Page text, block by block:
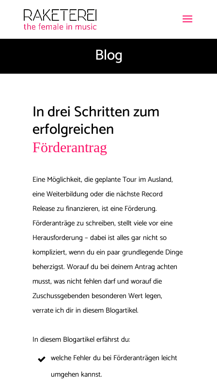
Blog
In drei Schritten zum
erfolgreichen
Förderantrag
Eine Möglichkeit, die geplante Tour im Ausland,
eine Weiterbildung oder die nächste Record
Release zu finanzieren, ist eine Förderung.
Förderanträge zu schreiben, stellt viele vor eine
Herausforderung – dabei ist alles gar nicht so
kompliziert, wenn du ein paar grundlegende Dinge
beherzigst. Worauf du bei deinem Antrag achten
musst, was nicht fehlen darf und worauf die
Zuschussgebenden besonderen Wert legen,
verrate ich dir in diesem Blogartikel.
In diesem Blogartikel erfährst du:
welche Fehler du bei Förderanträgen leicht
umgehen kannst.